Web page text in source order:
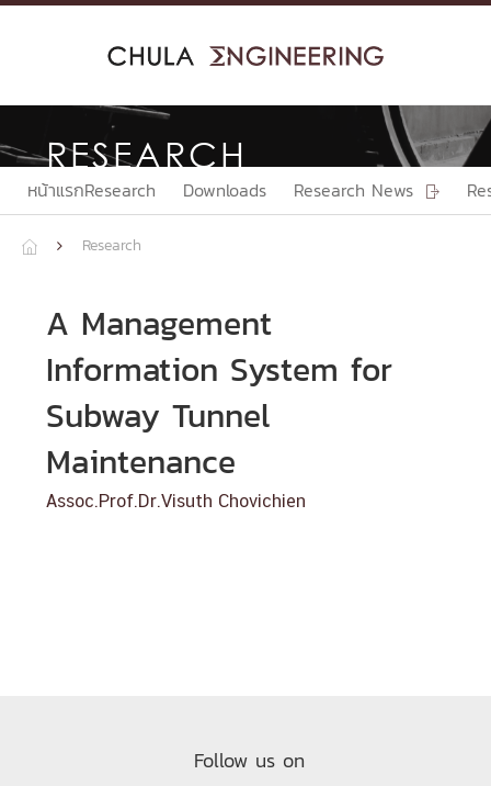
Skip
RESEARCH
หน้าแรกResearch Downloads Research News 
  Research
A Management
Information System for
Subway Tunnel
Maintenance
Assoc.Prof.Dr.Visuth Chovichien
Follow us on